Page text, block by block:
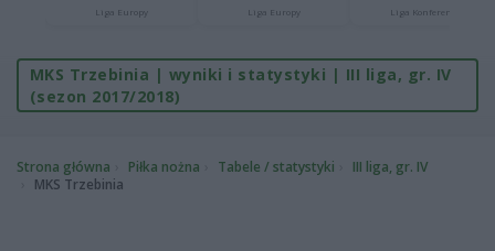
Liga Europy Liga Europy Liga Konferencji
MKS Trzebinia | wyniki i statystyki | III liga, gr. IV
(sezon 2017/2018)
Strona główna Piłka nożna Tabele / statystyki
III liga, gr. IV
MKS Trzebinia